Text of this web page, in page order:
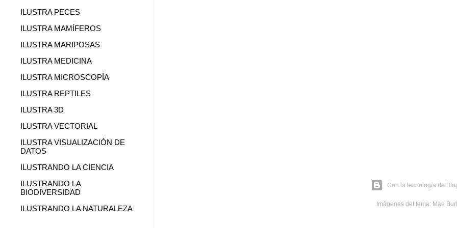
Con la tecnología de
Imágenes del tema: Mae
ILUSTRA PECES
ILUSTRA MAMÍFEROS
ILUSTRA MARIPOSAS
ILUSTRA MEDICINA
ILUSTRA MICROSCOPÍA
ILUSTRA REPTILES
ILUSTRA 3D
ILUSTRA VECTORIAL
ILUSTRA VISUALIZACIÓN DE
DATOS
ILUSTRANDO LA CIENCIA
ILUSTRANDO LA
BIODIVERSIDAD
ILUSTRANDO LA NATURALEZA